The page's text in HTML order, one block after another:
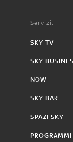
Servizi:
SKY TV
SKY
NOW
SKY BAR
SPAZI SKY
PROGRAMMI